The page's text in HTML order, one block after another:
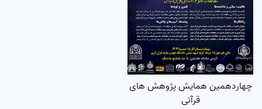
چهاردهمین همایش پژوهش های
قرآنی